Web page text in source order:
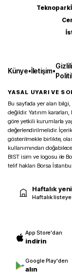
Teknopark
Künye•İletişim•
YASAL UYARI VE
Bu sayfada yer alan bilgi,
değildir. Yatırım
göre yetkili kurumlarla
değerlendirilmelidir.
gösterilmekle birlikte,
kullanımından
BIST isim ve logosu ile
telif hakları Borsa
Haftalık
Haftalık
App Store'dan
indirin
Google Play'den
alın